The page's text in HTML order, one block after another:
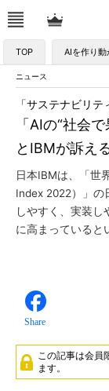
TOP AIを作り
ニュース
「AIの“社会
とIBMが訴え
「サステナビリ
日本IBMは、「世
Index 2022）」の
しやすく、実装
に高まっていると
Share
この記事は会員
ます。